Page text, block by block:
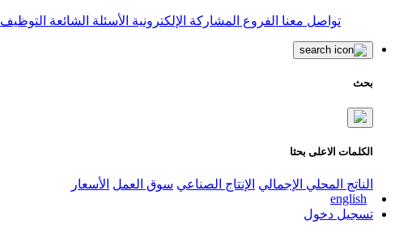
تواصل معنا الفروع المشاركة الإلكترونية الأسئلة الشائعة التوظيف
بحث
الكلمات الاعلى بحثا
الناتج المحلي الإجمالي الإنتاج الصناعي سوق العمل الأسعار
english
تسجيل دخول